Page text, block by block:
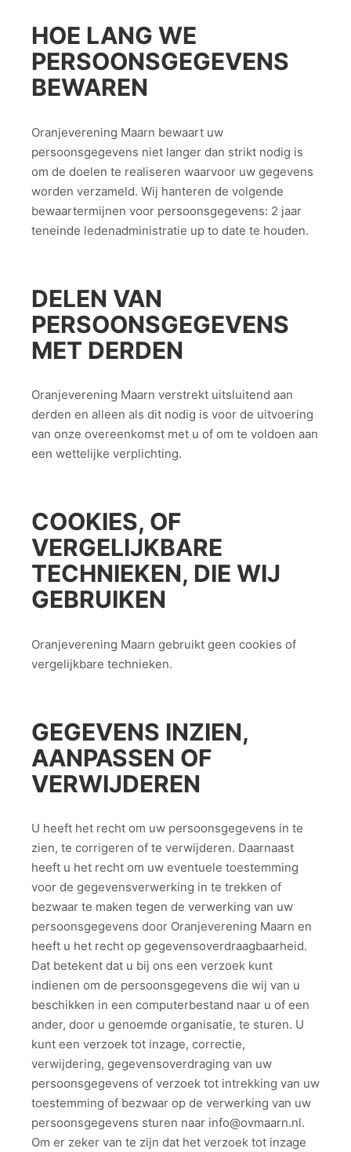
HOE LANG WE
PERSOONSGEGEVENS
BEWAREN
Oranjeverening Maarn bewaart uw
persoonsgegevens niet langer dan strikt nodig is
om de doelen te realiseren waarvoor uw gegevens
worden verzameld. Wij hanteren de volgende
bewaartermijnen voor persoonsgegevens: 2 jaar
teneinde ledenadministratie up to date te houden.
DELEN VAN
PERSOONSGEGEVENS
MET DERDEN
Oranjeverening Maarn verstrekt uitsluitend aan
derden en alleen als dit nodig is voor de uitvoering
van onze overeenkomst met u of om te voldoen aan
een wettelijke verplichting.
COOKIES, OF
VERGELIJKBARE
TECHNIEKEN, DIE WIJ
GEBRUIKEN
Oranjeverening Maarn gebruikt geen cookies of
vergelijkbare technieken.
GEGEVENS INZIEN,
AANPASSEN OF
VERWIJDEREN
U heeft het recht om uw persoonsgegevens in te
zien, te corrigeren of te verwijderen. Daarnaast
heeft u het recht om uw eventuele toestemming
voor de gegevensverwerking in te trekken of
bezwaar te maken tegen de verwerking van uw
persoonsgegevens door Oranjeverening Maarn en
heeft u het recht op gegevensoverdraagbaarheid.
Dat betekent dat u bij ons een verzoek kunt
indienen om de persoonsgegevens die wij van u
beschikken in een computerbestand naar u of een
ander, door u genoemde organisatie, te sturen. U
kunt een verzoek tot inzage, correctie,
verwijdering, gegevensoverdraging van uw
persoonsgegevens of verzoek tot intrekking van uw
toestemming of bezwaar op de verwerking van uw
persoonsgegevens sturen naar info@ovmaarn.nl.
Om er zeker van te zijn dat het verzoek tot inzage